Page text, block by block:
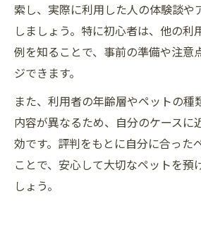
索し、実際に利用した人の体験談や
しましょう。特に初心者は、他の利
例を知ることで、事前の準備や注意
ジできます。
また、利用者の年齢層やペットの種
内容が異なるため、自分のケースに
効です。評判をもとに自分に合った
ことで、安心して大切なペットを預
しょう。